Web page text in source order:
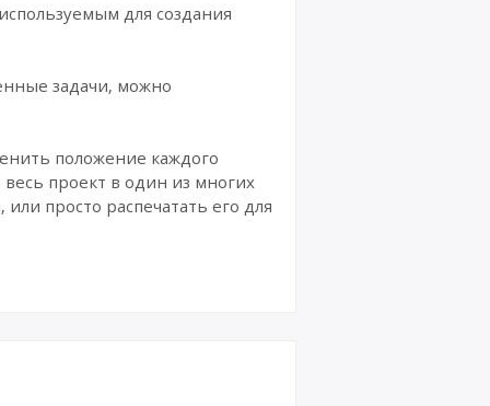
для создания
задачи, можно
положение каждого
проект в один из многих
просто распечатать его для